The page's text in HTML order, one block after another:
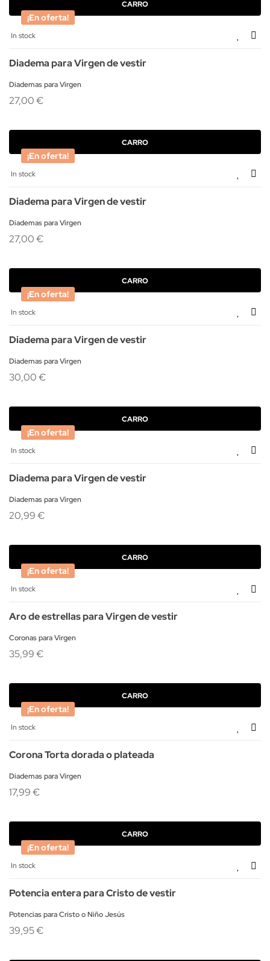
¡En oferta!
CARRO
In stock
Diadema para Virgen de vestir
Diademas para Virgen
27,00 €
¡En oferta!
CARRO
In stock
Diadema para Virgen de vestir
Diademas para Virgen
27,00 €
¡En oferta!
CARRO
In stock
Diadema para Virgen de vestir
Diademas para Virgen
30,00 €
¡En oferta!
CARRO
In stock
Diadema para Virgen de vestir
Diademas para Virgen
20,99 €
¡En oferta!
CARRO
In stock
Aro de estrellas para Virgen de vestir
Coronas para Virgen
35,99 €
¡En oferta!
CARRO
In stock
Corona Torta dorada o plateada
Diademas para Virgen
17,99 €
¡En oferta!
CARRO
In stock
Potencia entera para Cristo de vestir
Potencias para Cristo o Niño Jesús
39,95 €